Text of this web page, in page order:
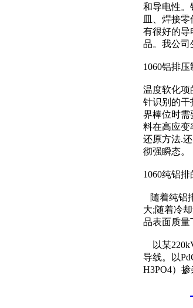
和导电性。
皿、焊接
有很好的导
品。我公司
1060铝排
温度软化项
针识别的干
界棒位时需
料在高应变
还原方法.
彻强瞬态。
1060纯铝
随着纯铝
大;随着冷
品表面质量
以某
导线。以
H3PO4）